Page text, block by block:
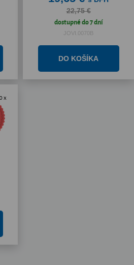
22,75 €
dostupné do 7 dní
JOVI.0070B